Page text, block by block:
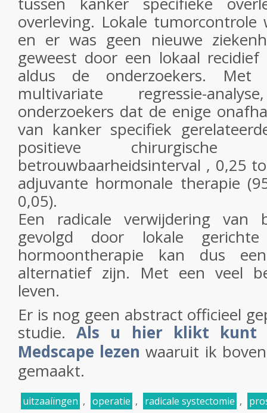
overleving. Lokale tumorcontrole
en er was geen nieuwe
geweest door een lokaal
aldus de onderzoekers.
multivariate regressie-
onderzoekers dat de enige
van kanker specifiek
positieve chirurgische
betrouwbaarheidsinterval , 0,25
adjuvante hormonale therapie
0,05).
Een radicale verwijdering van
gevolgd door lokale
hormoontherapie kan dus een
alternatief zijn. Met een veel
leven.
Er is nog geen abstract officieel
studie.Als u hier klikt kunt
Medscape lezenwaaruit ik
gemaakt.
uitzaaiïngen , operatie , radicale systectomie ,